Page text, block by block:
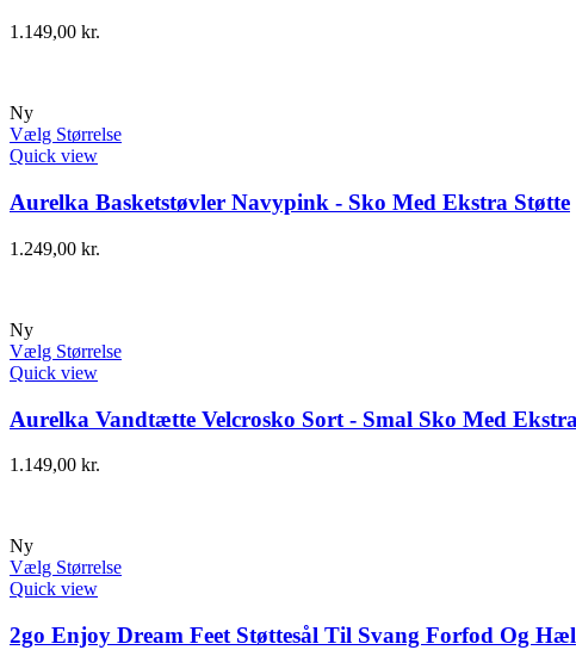
1.149,00 kr.
Ny
Vælg Størrelse
Quick view
Aurelka Basketstøvler Navypink - Sko Med Ekstra Støtte
1.249,00 kr.
Ny
Vælg Størrelse
Quick view
Aurelka Vandtætte Velcrosko Sort - Smal Sko Med
1.149,00 kr.
Ny
Vælg Størrelse
Quick view
2go Enjoy Dream Feet Støttesål Til Svang Forfod Og Hæl